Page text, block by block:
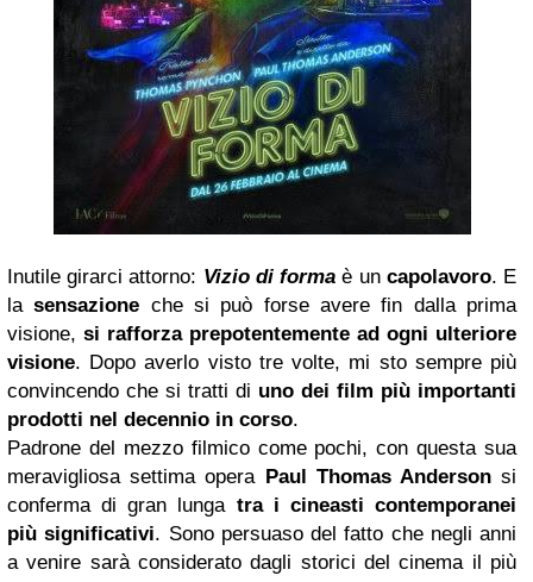
Inutile girarci attorno: Vizio di forma è un capolavoro. E
lasensazione che si può forse avere fin dalla prima
visione, si rafforza prepotentemente ad ogni ulteriore
visione. Dopo averlo visto tre volte, mi sto sempre più
convincendo che si tratti di uno dei film più importanti
prodotti nel decennio in corso.
Padrone del mezzo filmico come pochi, con questa sua
meravigliosa settima opera Paul Thomas Andersonsi
conferma di gran lunga tra i cineasti contemporanei
più significativi. Sono persuaso del fatto che negli anni
a venire sarà considerato dagli storici del cinema il più